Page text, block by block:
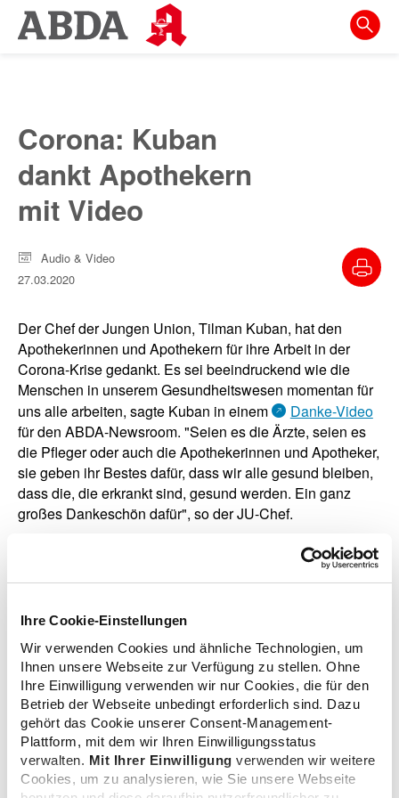
Ihre Cookie-Einstellungen
Wir verwenden Cookies und ähnliche Technologien, um
Ihnen unsere Webseite zur Verfügung zu stellen. Ohne
Ihre Einwilligung verwenden wir nur Cookies, die für den
Betrieb der Webseite unbedingt erforderlich sind. Dazu
gehört das Cookie unserer Consent-Management-
Plattform, mit dem wir Ihren Einwilligungsstatus
verwalten. Mit Ihrer Einwilligung verwenden wir weitere
Cookies, um zu analysieren, wie Sie unsere Webseite
Springe
direkt
zur
Meta-
Navigation
Inhalt
zur
Corona: Kuban
dankt Apothekern
mit Video
Audio & Video
27.03.2020
Der Chef der Jungen Union, Tilman Kuban, hat den
Apothekerinnen und Apothekern für ihre Arbeit in der
Corona-Krise gedankt. Es sei beeindruckend wie die
Menschen in unserem Gesundheitswesen momentan für
uns alle arbeiten, sagte Kuban in einem
Danke-Video
für den ABDA-Newsroom. "Seien es die Ärzte, seien es
die Pfleger oder auch die Apothekerinnen und Apotheker,
sie geben ihr Bestes dafür, dass wir alle gesund bleiben,
dass die, die erkrankt sind, gesund werden. Ein ganz
großes Dankeschön dafür", so der JU-Chef.
Zusatzinformationen
Links